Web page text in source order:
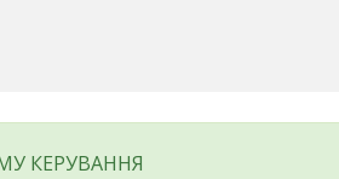
КЕРУВАННЯ